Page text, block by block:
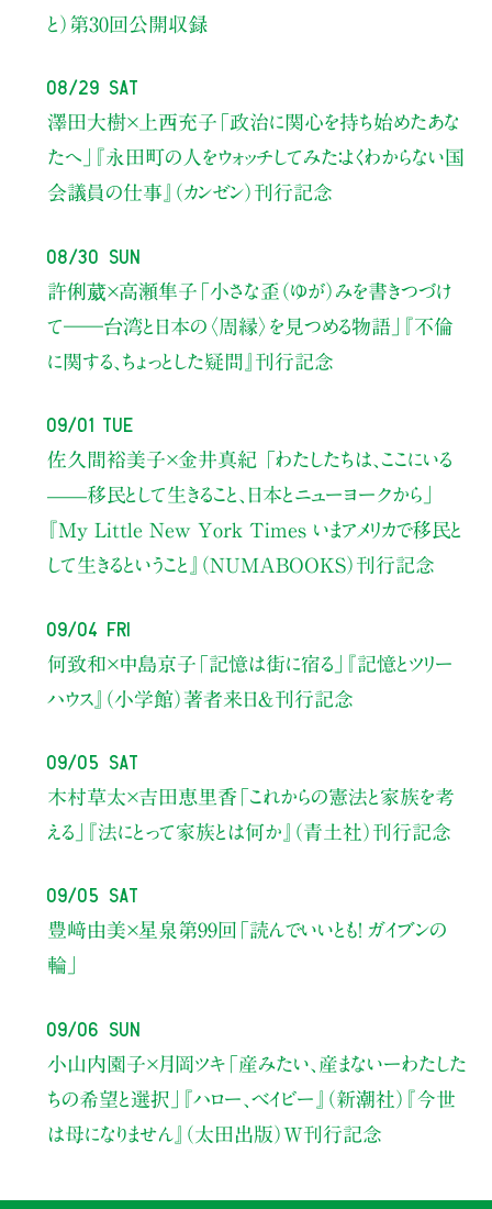
と） 第30回公開収録
08/29 Sat
澤田大樹×上西充子 「政治に関心を持ち始めたあな
たへ」
『永田町の人をウォッチしてみた：よくわからない国
会議員の仕事』（カンゼン）刊行記念
08/30 Sun
許俐葳×高瀬隼子 「小さな歪（ゆが）みを書きつづけ
て――台湾と日本の〈周縁〉を見つめる物語」
『不倫
に関する、ちょっとした疑問』刊行記念
09/01 Tue
佐久間裕美子×金井真紀 「わたしたちは、ここにいる
——移民として生きること、日本とニューヨークから」
『My Little New York Times いまアメリカで移民と
して生きるということ』（NUMABOOKS）刊行記念
09/04 Fri
何致和×中島京子 「記憶は街に宿る」
『記憶とツリー
ハウス』（小学館）著者来日＆刊行記念
09/05 Sat
木村草太×吉田恵里香 「これからの憲法と家族を考
える」
『法にとって家族とは何か』（青土社）刊行記念
09/05 Sat
豊﨑由美×星泉 第99回「読んでいいとも！ ガイブンの
輪」
09/06 Sun
小山内園子×月岡ツキ 「産みたい、産まないーわたした
ちの希望と選択」
『ハロー、ベイビー』（新潮社） 『今世
は母になりません』（太田出版）W刊行記念